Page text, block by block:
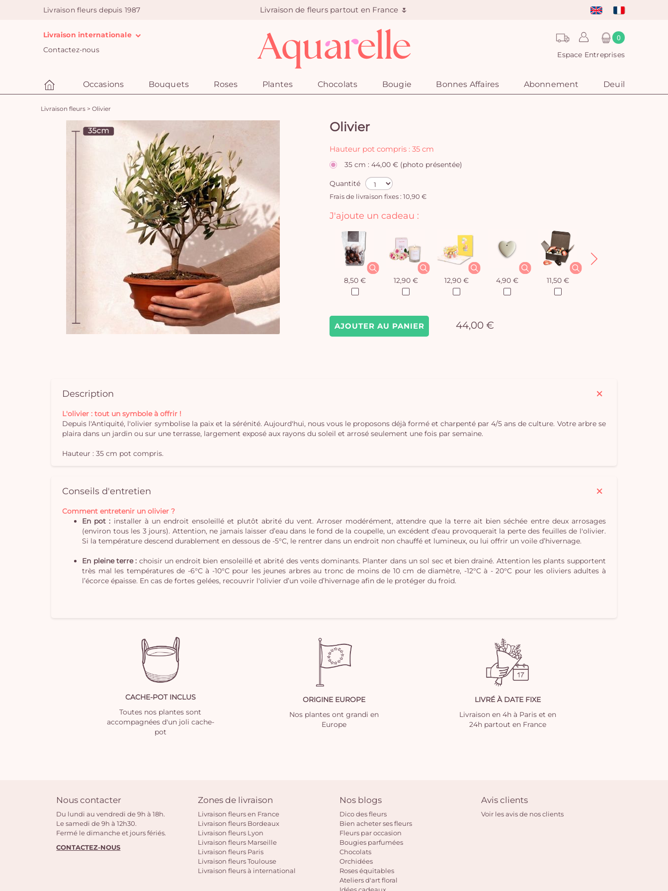
Livraison fleurs depuis 1987 Livraison de fleurs partout en France 🌷
Livraison internationale
Contactez-nous
0
Espace Entreprises
Occasions Bouquets Roses Plantes Chocolats Bougie Bonnes Affaires Abonnement Deuil
Livraison fleurs > Olivier
Olivier
Hauteur pot compris : 35 cm
35 cm : 44,00 € (photo présentée)
Quantité
Frais de livraison fixes : 10,90 €
AJOUTER AU PANIER 44,00 €
J'ajoute un cadeau :
8,50 € 12,90 € 12,90 € 4,90 € 11,50 €
Description
L'olivier : tout un symbole à offrir !
Depuis l'Antiquité, l'olivier symbolise la paix et la sérénité. Aujourd'hui, nous vous le proposons déjà formé et charpenté par 4/5 ans de culture. Votre arbre se
plaira dans un jardin ou sur une terrasse, largement exposé aux rayons du soleil et arrosé seulement une fois par semaine.
Hauteur : 35 cm pot compris.
Conseils d'entretien
Comment entretenir un olivier ?
En pot : installer à un endroit ensoleillé et plutôt abrité du vent. Arroser modérément, attendre que la terre ait bien séchée entre deux arrosages
(environ tous les 3 jours). Attention, ne jamais laisser d’eau dans le fond de la coupelle, un excédent d’eau provoquerait la perte des feuilles de l'olivier.
Si la température descend durablement en dessous de -5°C, le rentrer dans un endroit non chauffé et lumineux, ou lui offrir un voile d’hivernage.
En pleine terre : choisir un endroit bien ensoleillé et abrité des vents dominants. Planter dans un sol sec et bien drainé. Attention les plants supportent
très mal les températures de -6°C à -10°C pour les jeunes arbres au tronc de moins de 10 cm de diamètre, -12°C à - 20°C pour les oliviers adultes à
l’écorce épaisse. En cas de fortes gelées, recouvrir l'olivier d’un voile d’hivernage afin de le protéger du froid.
CACHE-POT INCLUS
Toutes nos plantes sont
accompagnées d'un joli cache-
pot
ORIGINE EUROPE
Nos plantes ont grandi en
Europe
LIVRÉ À DATE FIXE
Livraison en 4h à Paris et en
24h partout en France
Nous contacter
Du lundi au vendredi de 9h à 18h.
Le samedi de 9h à 12h30.
Fermé le dimanche et jours fériés.
CONTACTEZ-NOUS
Zones de livraison
Livraison fleurs en France
Livraison fleurs Bordeaux
Livraison fleurs Lyon
Livraison fleurs Marseille
Livraison fleurs Paris
Livraison fleurs Toulouse
Livraison fleurs à international
Nos blogs
Dico des fleurs
Bien acheter ses fleurs
Fleurs par occasion
Bougies parfumées
Chocolats
Orchidées
Roses équitables
Ateliers d'art floral
Avis clients
Voir les avis de nos clients